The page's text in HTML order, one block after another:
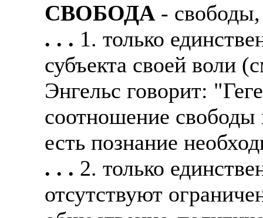
СВОБОДА -
. . . 1. только
субъекта своей воли
Энгельс говорит:
соотношение свободы
есть познание
. . . 2. только
отсутствуют